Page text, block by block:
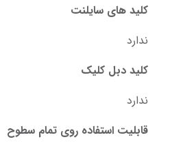
کلید های سایلنت
ندارد
کلید دبل کلیک
ندارد
قابلیت استفاده روی تمام سطوح